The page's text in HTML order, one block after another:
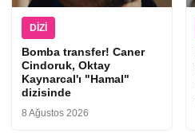
DIZI
Bomba transfer! Caner
Cindoruk, Oktay
Kaynarcal'ı "Hamal"
dizisinde
8 Ağustos 2026